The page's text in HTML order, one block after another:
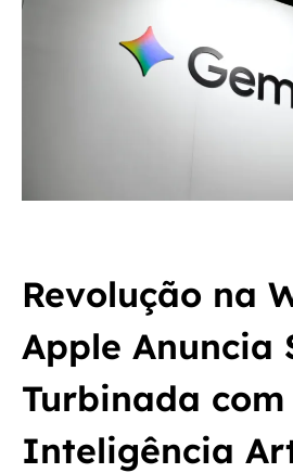
Revolução na
Apple Anuncia
Turbinada com
Inteligência